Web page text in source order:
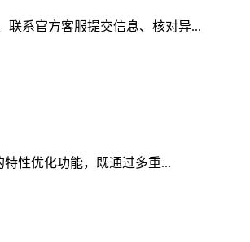
联系官方客服提交信息、核对异...
性优化功能，既通过多重...